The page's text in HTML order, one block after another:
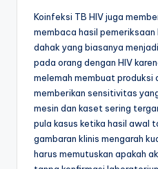
Koinfeksi TB HIV juga
membaca hasil
dahak yang biasanya
pada orang dengan HIV
melemah membuat produksi
memberikan sensitivitas
mesin dan kaset sering
pula kasus ketika hasil awal
gambaran klinis mengarah
harus memutuskan apakah